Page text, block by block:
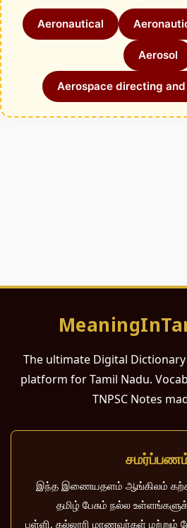
Aeronautical
Aerosol
Aerospace directing
The ultimate Digital
platform for Tamil Nadu.
TNPSC Notes
இந்த இணையதளம் ஆங்கிலம் கற்க
தமிழ் பேசும் நல்ல
பள்ளி, கல்லூரி மாணவர்கள் மற்றும்